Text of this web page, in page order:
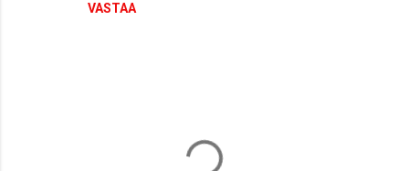
VASTAA